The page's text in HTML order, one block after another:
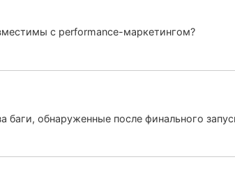
с performance-маркетингом?
баги, обнаруженные после финального